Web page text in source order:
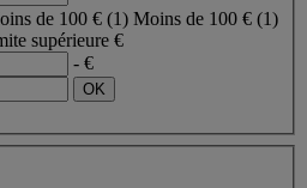
de 100 € (1) Moins de 100 € (1)
supérieure €
- €